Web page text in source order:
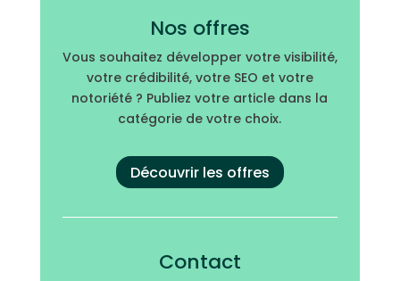
Nos offres
Vous souhaitez développer votre visibilité,
votre crédibilité, votre SEO et votre
notoriété ? Publiez votre article dans la
catégorie de votre choix.
Découvrir les offres
Contact